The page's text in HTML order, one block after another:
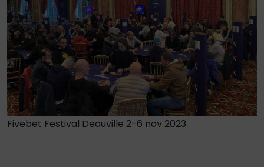
Fivebet Festival Deauville 2-6 nov 2023